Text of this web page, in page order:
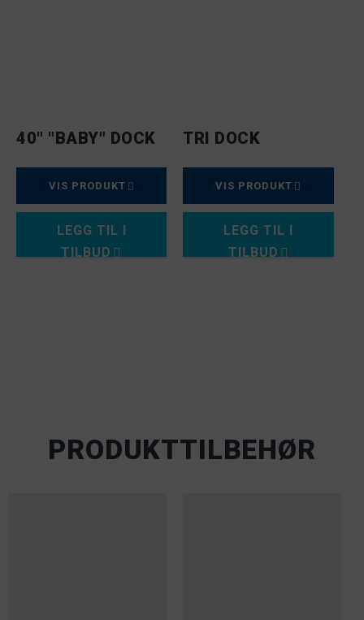
40" "BABY" DOCK
VIS PRODUKT
LEGG TIL I
TILBUD
TRI DOCK
VIS PRODUKT
LEGG TIL I
TILBUD
PRODUKTTILBEHØR